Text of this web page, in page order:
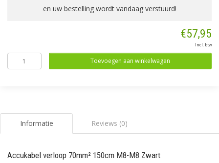
en uw bestelling wordt vandaag verstuurd!
€57,95
Incl. btw
Toevoegen aan winkelwagen
Informatie Reviews (0)
Accukabel verloop 70mm² 150cm M8-M8 Zwart